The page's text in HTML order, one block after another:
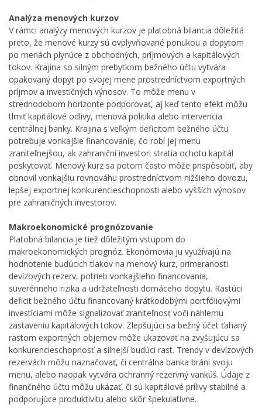
Analýza menových kurzov
V rámci analýzy menových kurzov je platobná bilancia dôležitá
preto, že menové kurzy sú ovplyvňované ponukou a dopytom
po menách plynúce z obchodných, príjmových a kapitálových
tokov. Krajina so silným prebytkom bežného účtu vytvára
opakovaný dopyt po svojej mene prostredníctvom exportných
príjmov a investičných výnosov. To môže menu v
strednodobom horizonte podporovať, aj keď tento efekt môžu
tlmiť kapitálové odlivy, menová politika alebo intervencia
centrálnej banky. Krajina s veľkým deficitom bežného účtu
potrebuje vonkajšie financovanie, čo robí jej menu
zraniteľnejšou, ak zahraniční investori stratia ochotu kapitál
poskytovať. Menový kurz sa potom často môže prispôsobiť, aby
obnovil vonkajšiu rovnováhu prostredníctvom nižšieho dovozu,
lepšej exportnej konkurencieschopnosti alebo vyšších výnosov
pre zahraničných investorov.
Makroekonomické prognózovanie
Platobná bilancia je tiež dôležitým vstupom do
makroekonomických prognóz. Ekonómovia ju využívajú na
hodnotenie budúcich tlakov na menový kurz, primeranosti
devízových rezerv, potrieb vonkajšieho financovania,
suverénneho rizika a udržateľnosti domáceho dopytu. Rastúci
deficit bežného účtu financovaný krátkodobými portfóliovými
investíciami môže signalizovať zraniteľnosť voči náhlemu
zastaveniu kapitálových tokov. Zlepšujúci sa bežný účet ťahaný
rastom exportných objemov môže ukazovať na zvyšujúcu sa
konkurencieschopnosť a silnejší budúci rast. Trendy v devízových
rezervách môžu naznačovať, či centrálna banka bráni svoju
menu, alebo naopak vytvára ochranný rezervný vankúš. Údaje z
finančného účtu môžu ukázať, či sú kapitálové prílivy stabilné a
podporujúce produktivitu alebo skôr špekulatívne.